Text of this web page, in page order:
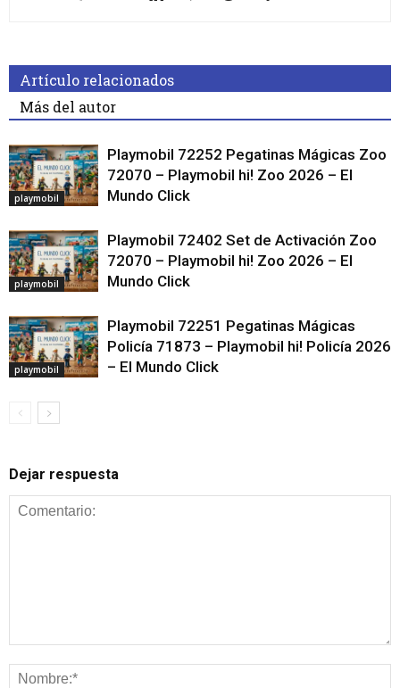
Artículo relacionados
Más del autor
playmobil
Playmobil 72252 Pegatinas Mágicas Zoo
72070 – Playmobil hi! Zoo 2026 – El
Mundo Click
playmobil
Playmobil 72402 Set de Activación Zoo
72070 – Playmobil hi! Zoo 2026 – El
Mundo Click
playmobil
Playmobil 72251 Pegatinas Mágicas
Policía 71873 – Playmobil hi! Policía 2026
– El Mundo Click
Dejar respuesta